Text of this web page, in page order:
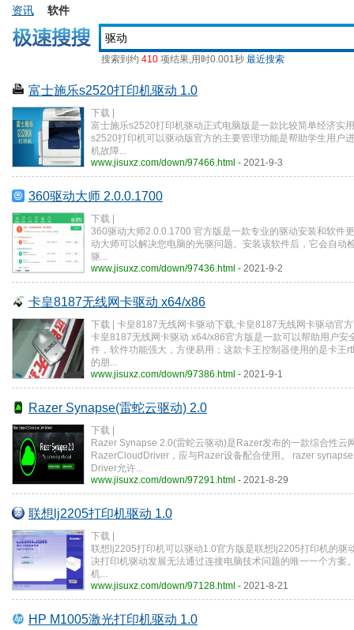
资讯 软件
搜索到约 410 项结果,用时0.001秒 最近搜索
富士施乐s2520打印机驱动 1.0
下载 |
富士施乐s2520打印机驱动正式电脑版是一款比较简单经济实
s2520打印机可以驱动版官方的主要管理功能是帮助学生用户
机故障...
www.jisuxz.com/down/97466.html - 2021-9-3
360驱动大师 2.0.0.1700
下载 |
360驱动大师2.0.0.1700 官方版是一款专业的驱动安装和软件
动大师可以解决您电脑的光驱问题。安装该软件后，它会自动
驱...
www.jisuxz.com/down/97436.html - 2021-9-2
卡皇8187无线网卡驱动 x64/x86
下载 | 卡皇8187无线网卡驱动下载,卡皇8187无线网卡驱动官
卡皇8187无线网卡驱动 x64/x86官方版是一款可以帮助用户安
件，软件功能强大，方便易用；这款卡王控制器使用的是卡王
的朋...
www.jisuxz.com/down/97386.html - 2021-9-1
Razer Synapse(雷蛇云驱动) 2.0
下载 |
Razer Synapse 2.0(雷蛇云驱动)是Razer发布的一款综合性云
RazerCloudDriver，应与Razer设备配合使用。 razer
Driver允许...
www.jisuxz.com/down/97291.html - 2021-8-29
联想lj2205打印机驱动 1.0
下载 |
联想lj2205打印机可以驱动1.0官方版是联想lj2205打印机的驱
决打印机驱动发展无法通过连接电脑技术问题的唯一一个方案
机...
www.jisuxz.com/down/97128.html - 2021-8-21
HP M1005激光打印机驱动 1.0